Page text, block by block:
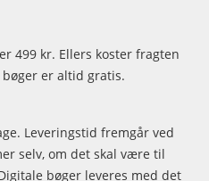
499 kr. Ellers koster fragten
er altid gratis.
Leveringstid fremgår ved
selv, om det skal være til
bøger leveres med det